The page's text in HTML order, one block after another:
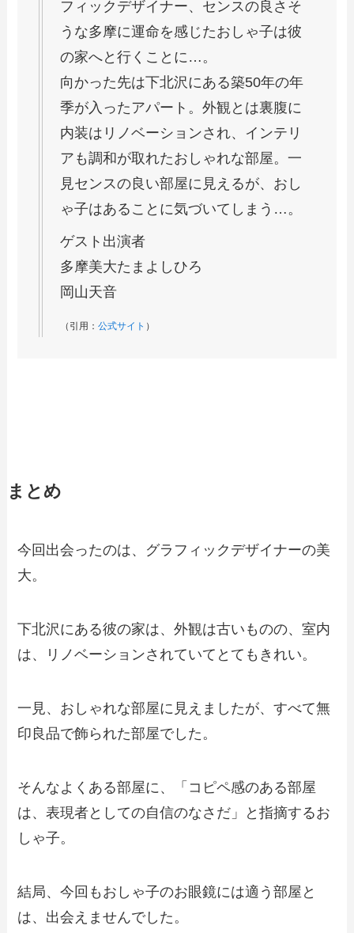
フィックデザイナー、センスの良さそ
うな多摩に運命を感じたおしゃ子は彼
の家へと行くことに…。
向かった先は下北沢にある築50年の年
季が入ったアパート。外観とは裏腹に
内装はリノベーションされ、インテリ
アも調和が取れたおしゃれな部屋。一
見センスの良い部屋に見えるが、おし
ゃ子はあることに気づいてしまう…。
ゲスト出演者
多摩美大たまよしひろ
岡山天音
（引用：公式サイト ）
まとめ
今回出会ったのは、グラフィックデザイナーの美
大。
下北沢にある彼の家は、外観は古いものの、室内
は、リノベーションされていてとてもきれい。
一見、おしゃれな部屋に見えましたが、すべて無
印良品で飾られた部屋でした。
そんなよくある部屋に、「コピペ感のある部屋
は、表現者としての自信のなさだ」と指摘するお
しゃ子。
結局、今回もおしゃ子のお眼鏡には適う部屋と
は、出会えませんでした。